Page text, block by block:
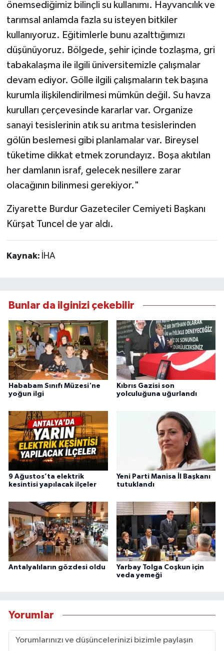
önemsediğimiz bilinçli su kullanımı. Hayvancılık ve
tarımsal anlamda fazla su isteyen bitkiler
kullanıyoruz. Eğitimlerle bunu azalttığımızı
düşünüyoruz. Bölgede, şehir içinde tozlaşma, gri
tabakalaşma ile ilgili üniversitemizle çalışmalar
devam ediyor. Gölle ilgili çalışmaların tek başına
kurumla ilişkilendirilmesi mümkün değil. Su havza
kurulları çerçevesinde kararlar var. Organize
sanayi tesislerinin atık su arıtma tesislerinden
gölün beslemesi gibi planlamalar var. Bireysel
tüketime dikkat etmek zorundayız. Boşa akıtılan
her damlanın israf, gelecek nesillere zarar
olacağının bilinmesi gerekiyor."
Ziyarette Burdur Gazeteciler Cemiyeti Başkanı
Kürşat Tuncel de yar aldı.
Kaynak: İHA
Bunlar da ilginizi çekebilir
Hababam Sınıfı Müzesi'ne
yoğun ilgi
Kıbrıs Gazisi son
yolculuğuna uğurlandı
9 Ağustos’ta elektrik
kesintisi yapılacak ilçeler
Yeni Parti Manisa İl Başkanı
tutuklandı
Antalyalıların gözdesi oldu
Yarbay Tolga Coşkun için
veda yemeği
Yorumlar